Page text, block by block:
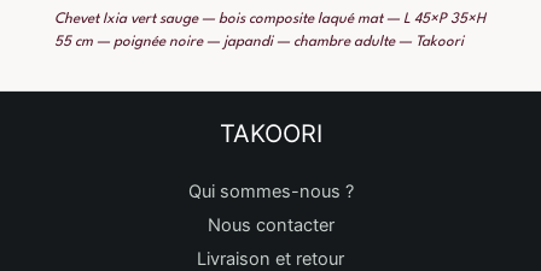
Chevet Ixia vert sauge — bois composite laqué mat — L 45×P 35×H
55 cm — poignée noire — japandi — chambre adulte — Takoori
TAKOORI
Qui sommes-nous ?
Nous contacter
Livraison et retour